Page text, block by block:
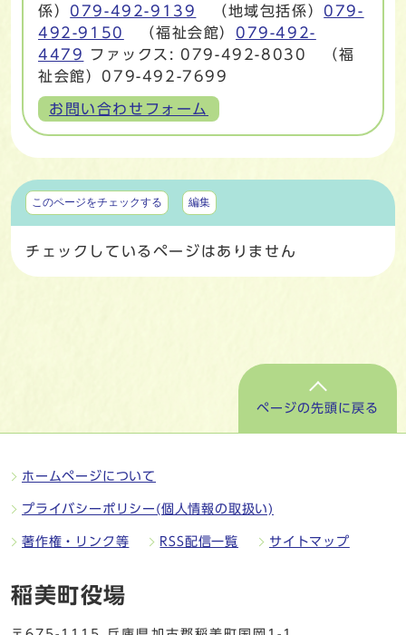
係） 079-492-9139 （地域包括係） 079-
492-9150
（福祉会館） 079-492-
4479
ファックス: 079-492-8030 （福
祉会館）079-492-7699
お問い合わせフォーム
マイページ
このページをチェックする 編集
チェックしているページはありません
ページの先頭に戻る
ホームページについて
プライバシーポリシー(個人情報の取扱い)
著作権・リンク等 RSS配信一覧 サイトマップ
稲美町役場